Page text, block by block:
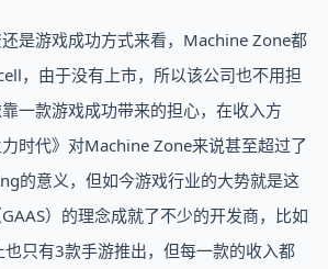
是游戏成功方式来看，Machine Zone都
，由于没有上市，所以该公司也不用担
一款游戏成功带来的担心，在收入方
时代》对Machine Zone来说甚至超过了
的意义，但如今游戏行业的大势就是这
）的理念成就了不少的开发商，比如
只有3款手游推出，但每一款的收入都